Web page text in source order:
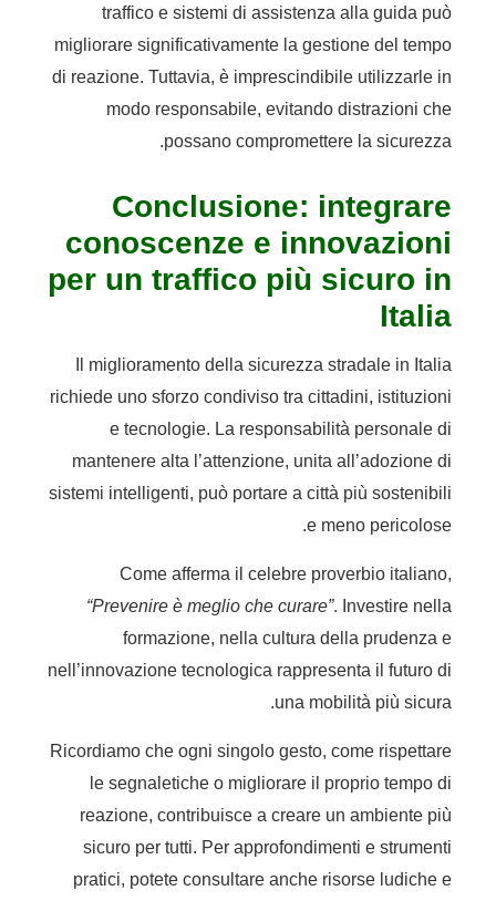
traffico e sistemi di assistenza alla guida può
migliorare significativamente la gestione del tempo
di reazione. Tuttavia, è imprescindibile utilizzarle in
modo responsabile, evitando distrazioni che
possano compromettere la sicurezza.
Conclusione: integrare
conoscenze e innovazioni
per un traffico più sicuro in
Italia
Il miglioramento della sicurezza stradale in Italia
richiede uno sforzo condiviso tra cittadini, istituzioni
e tecnologie. La responsabilità personale di
mantenere alta l’attenzione, unita all’adozione di
sistemi intelligenti, può portare a città più sostenibili
e meno pericolose.
Come afferma il celebre proverbio italiano,
“Prevenire è meglio che curare”. Investire nella
formazione, nella cultura della prudenza e
nell’innovazione tecnologica rappresenta il futuro di
una mobilità più sicura.
Ricordiamo che ogni singolo gesto, come rispettare
le segnaletiche o migliorare il proprio tempo di
reazione, contribuisce a creare un ambiente più
sicuro per tutti. Per approfondimenti e strumenti
pratici, potete consultare anche risorse ludiche e